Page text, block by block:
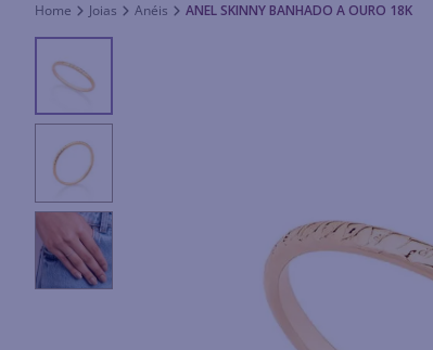
Joias Anéis ANEL SKINNY BANHADO A OURO 18K